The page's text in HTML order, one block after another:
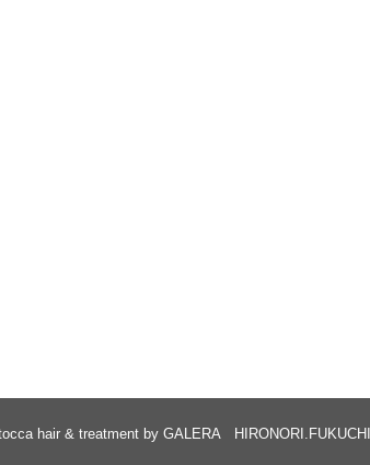
hair & treatment by GALERA